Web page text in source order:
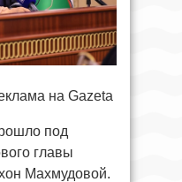
на Gazeta
под
главы
Махмудовой.